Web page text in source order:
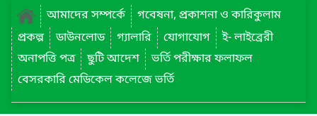
আমাদের সম্পর্কে
গবেষনা, প্রকাশনা ও কারিকুলাম
প্রকল্প
ডাউনলোড গ্যালারি যোগাযোগ
ই- লাইব্রেরী
অনাপত্তি পত্র
ছুটি আদেশ
ভর্তি পরীক্ষার ফলাফল
বেসরকারি মেডিকেল কলেজে ভর্তি